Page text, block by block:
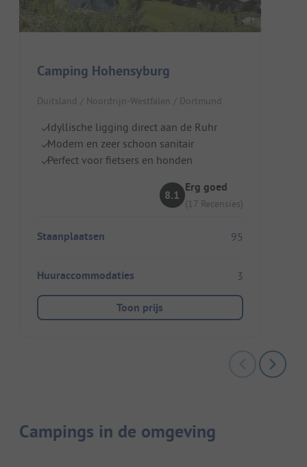
Camping Hohensyburg
Duitsland / Noordrijn-Westfalen / Dortmund
Idyllische ligging direct aan de Ruhr
Modern en zeer schoon sanitair
Perfect voor fietsers en honden
8.1
Erg goed
(17 Recensies)
Staanplaatsen 95
Huuraccommodaties 3
Toon prijs
Campings in de omgeving